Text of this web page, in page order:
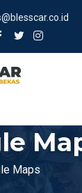
Maps